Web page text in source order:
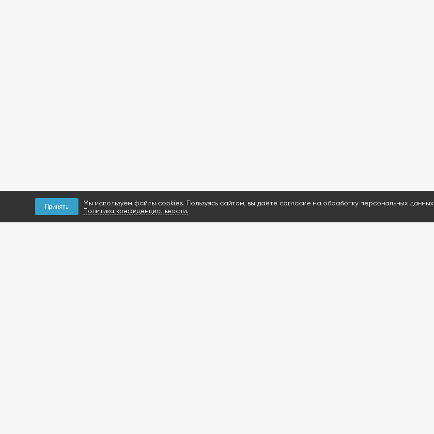
Принять Мы используем файлы cookies. Пользуясь сайтом, вы даёте согласие на обработку персональных данных.
Политика конфиденциальности.